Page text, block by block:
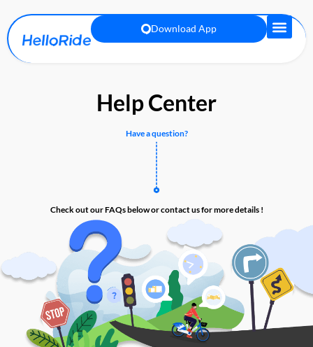
Download App
Help Center
Have a question?
Check out our FAQs below or contact us for more details !